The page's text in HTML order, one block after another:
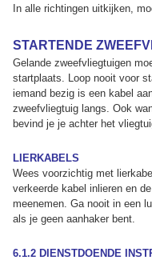
In alle richtingen uitkijken,
STARTENDE
Gelande zweefvliegtuigen
startplaats. Loop nooit voor
iemand bezig is een kabel
zweefvliegtuig langs. Ook
bevind je je achter het
LIERKABELS
Wees voorzichtig met
verkeerde kabel inlieren en
meenemen. Ga nooit in een
als je geen aanhaker bent.
6.1.2 DIENSTDOENDE